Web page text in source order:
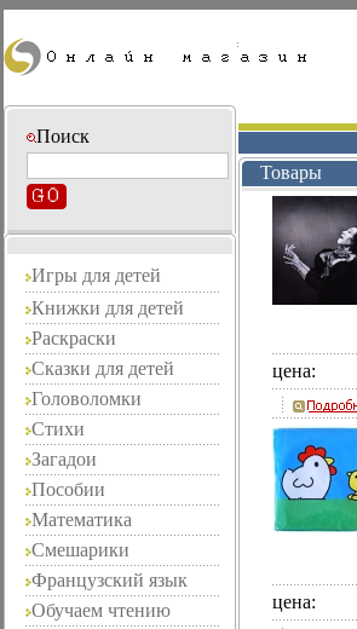
Поиск
Игры для детей
Книжки для детей
Раскраски
Сказки для детей
Головоломки
Стихи
Загадои
Пособии
Математика
Смешарики
Французский язык
Обучаем чтению
Товары
цена:
цена: